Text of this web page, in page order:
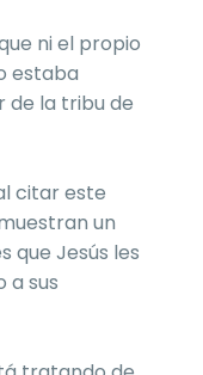
ni el propio
estaba
de la tribu de
citar este
un
que Jesús les
a sus